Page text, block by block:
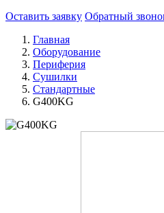
Оставить заявку Обратный
Главная
Оборудование
Периферия
Сушилки
Стандартные
G400KG